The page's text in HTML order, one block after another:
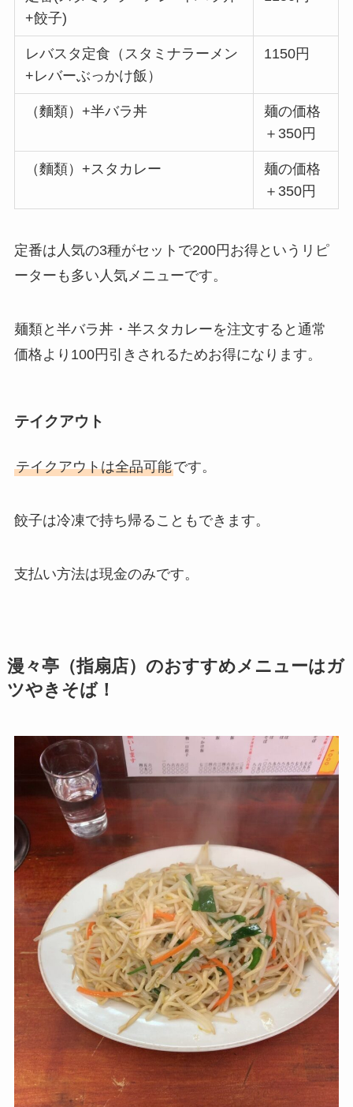
+餃子)
レバスタ定食（スタミナラーメン
+レバーぶっかけ飯）
1150円
（麵類）+半バラ丼
麺の価格
＋350円
（麵類）+スタカレー
麺の価格
＋350円
定番は人気の3種がセットで200円お得というリピ
ーターも多い人気メニューです。
麺類と半バラ丼・半スタカレーを注文すると通常
価格より100円引きされるためお得になります。
テイクアウト
テイクアウトは全品可能です。
餃子は冷凍で持ち帰ることもできます。
支払い方法は現金のみです。
漫々亭（指扇店）のおすすめメニューはガ
ツやきそば！